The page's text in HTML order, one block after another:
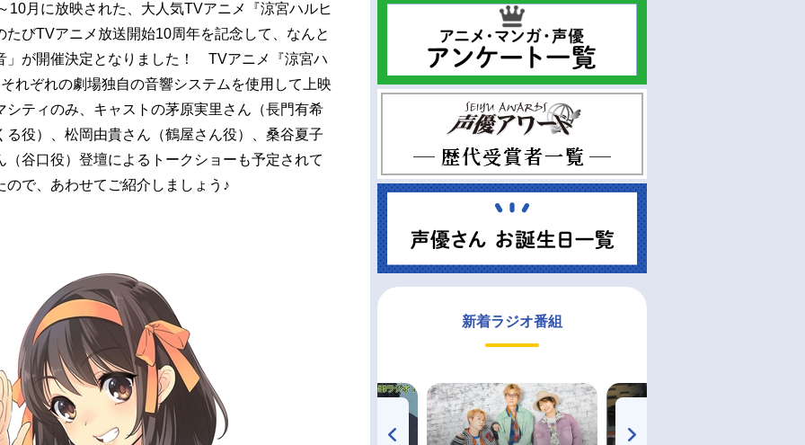
月に放映された、大人気TVアニメ『涼宮ハルヒ
びTVアニメ放送開始10周年を記念して、なんと
」が開催決定となりました！ TVアニメ『涼宮ハ
れぞれの劇場独自の音響システムを使用して上映
ティのみ、キャストの茅原実里さん（長門有希
役）、松岡由貴さん（鶴屋さん役）、桑谷夏子
谷口役）登壇によるトークショーも予定されて
で、あわせてご紹介しましょう♪
新着ラジオ番組